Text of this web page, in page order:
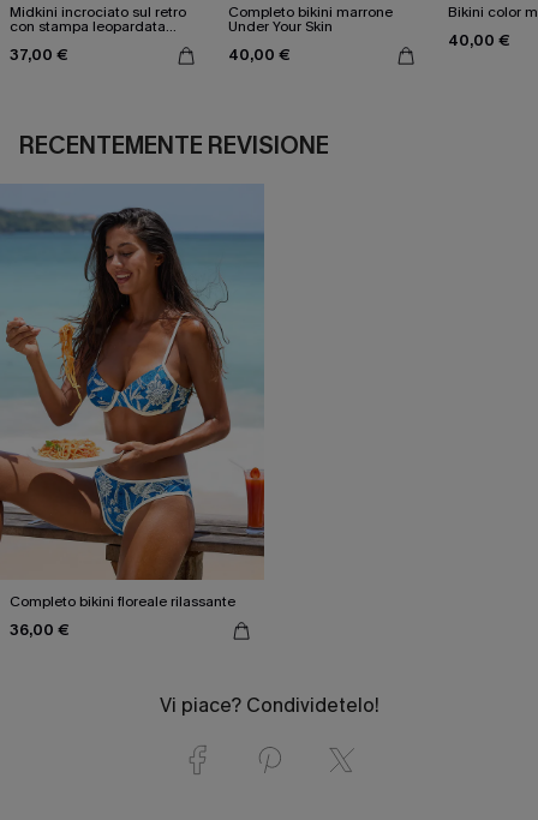
Midkini incrociato sul retro
con stampa leopardata
37,00 €
Completo bikini marrone
Under Your Skin
40,00 €
Bikini color
40,00 €
RECENTEMENTE REVISIONE
Completo bikini floreale rilassante
36,00 €
Vi piace? Condividetelo!